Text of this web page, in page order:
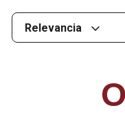
Relevancia